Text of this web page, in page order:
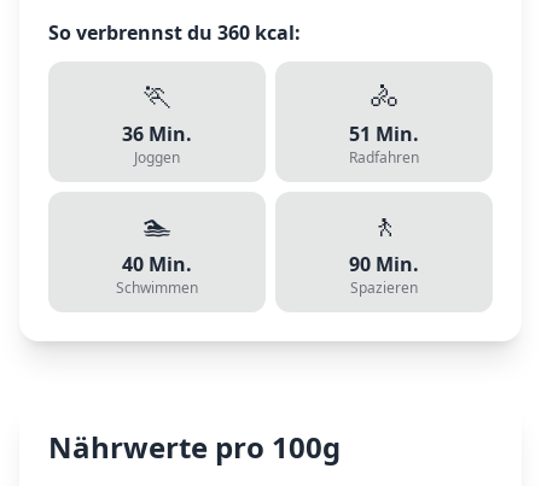
So verbrennst du 360 kcal:
🏃
36 Min.
Joggen
🚴
51 Min.
Radfahren
🏊
40 Min.
Schwimmen
🚶
90 Min.
Spazieren
Nährwerte pro 100g